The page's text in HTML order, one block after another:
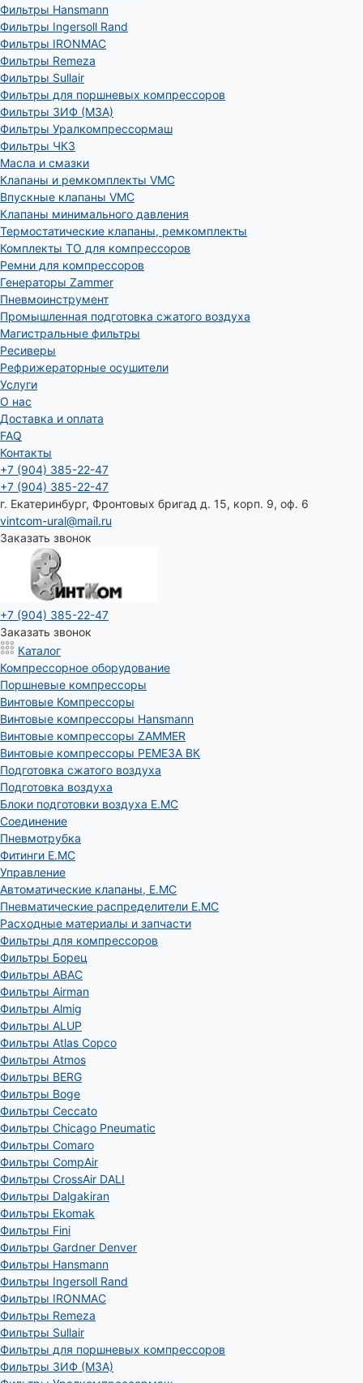
Фильтры Hansmann
Фильтры Ingersoll Rand
Фильтры IRONMAC
Фильтры Remeza
Фильтры Sullair
Фильтры для поршневых компрессоров
Фильтры ЗИФ (МЗА)
Фильтры Уралкомпрессормаш
Фильтры ЧКЗ
Масла и смазки
Клапаны и ремкомплекты VMC
Впускные клапаны VMC
Клапаны минимального давления
Термостатические клапаны, ремкомплекты
Комплекты ТО для компрессоров
Ремни для компрессоров
Генераторы Zammer
Пневмоинструмент
Промышленная подготовка сжатого воздуха
Магистральные фильтры
Ресиверы
Рефрижераторные осушители
Услуги
О нас
Доставка и оплата
FAQ
Контакты
+7 (904) 385-22-47
+7 (904) 385-22-47
г. Екатеринбург, Фронтовых бригад д. 15, корп. 9, оф. 6
vintcom-ural@mail.ru
Заказать звонок
+7 (904) 385-22-47
Заказать звонок
Каталог
Компрессорное оборудование
Поршневые компрессоры
Винтовые Компрессоры
Винтовые компрессоры Hansmann
Винтовые компрессоры ZAMMER
Винтовые компрессоры РЕМЕЗА ВК
Подготовка сжатого воздуха
Подготовка воздуха
Блоки подготовки воздуха E.MC
Соединение
Пневмотрубка
Фитинги E.MC
Управление
Автоматические клапаны, Е.МС
Пневматические распределители E.MC
Расходные материалы и запчасти
Фильтры для компрессоров
Фильтры Борец
Фильтры ABAC
Фильтры Airman
Фильтры Almig
Фильтры ALUP
Фильтры Atlas Copco
Фильтры Atmos
Фильтры BERG
Фильтры Boge
Фильтры Ceccato
Фильтры Chicago Pneumatic
Фильтры Comaro
Фильтры CompAir
Фильтры CrossAir DALI
Фильтры Dalgakiran
Фильтры Ekomak
Фильтры Fini
Фильтры Gardner Denver
Фильтры Hansmann
Фильтры Ingersoll Rand
Фильтры IRONMAC
Фильтры Remeza
Фильтры Sullair
Фильтры для поршневых компрессоров
Фильтры ЗИФ (МЗА)